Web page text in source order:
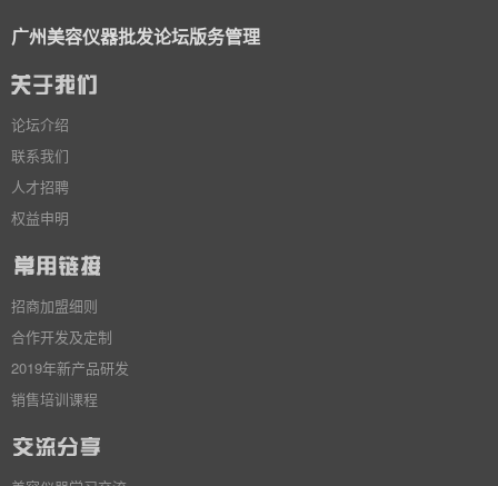
广州美容仪器批发论坛版务管理
论坛介绍
联系我们
人才招聘
权益申明
招商加盟细则
合作开发及定制
2019年新产品研发
销售培训课程